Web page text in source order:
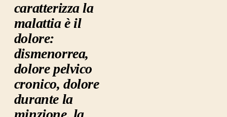
caratterizza la
malattia è il
dolore:
dismenorrea,
dolore pelvico
cronico, dolore
durante la